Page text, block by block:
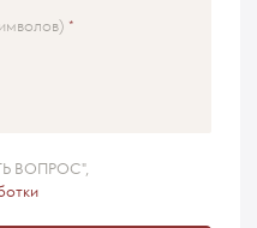
ВОПРОС",